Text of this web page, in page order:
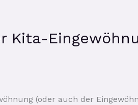
Kita-
(oder auch der